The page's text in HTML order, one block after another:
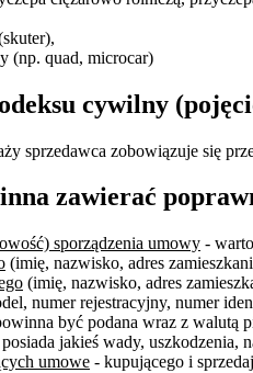
(np. quad, microcar)
cywilny
sprzedawca zobowiązuje się
zawierać
sporządzenia umowy -
(imię, nazwisko, adres
(imię, nazwisko, adres
numer rejestracyjny, numer
być podana wraz z walutą
jakieś wady, uszkodzenia,
umowe - kupującego i